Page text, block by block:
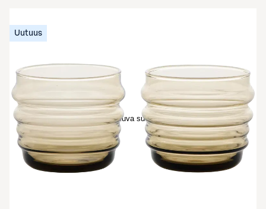
Avaa tuotekuva suurennettuna
Uutuus